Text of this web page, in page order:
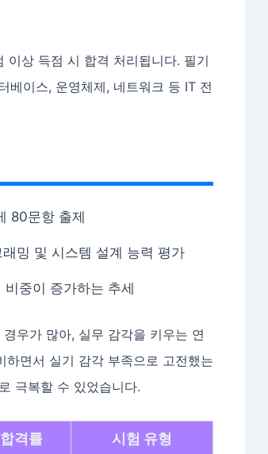
상 득점 시 합격 처리됩니다. 필기
베이스, 운영체제, 네트워크 등 IT 전
80문항 출제
밍 및 시스템 설계 능력 평가
중이 증가하는 추세
우가 많아, 실무 감각을 키우는 연
면서 실기 감각 부족으로 고전했는
극복할 수 있었습니다.
합격률 시험 유형